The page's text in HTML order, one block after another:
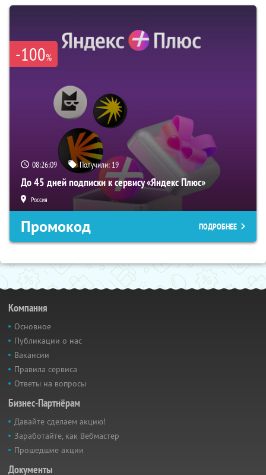
-100%
08:26:07 Получили: 19
До 45 дней подписки к сервису «Яндекс Плюс»
Россия
Промокод ПОДРОБНЕЕ
Компания
Основное
Публикации о нас
Вакансии
Правила сервиса
Ответы на вопросы
Бизнес-Партнёрам
Давайте сделаем акцию!
Заработайте, как Вебмастер
Прошедшие акции
Документы